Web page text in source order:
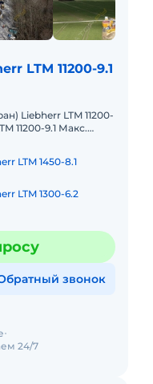
LTM 11200-9.1
11200-9.1 Макс.
LTM 1450-8.1
LTM 1300-6.2
звонок
24/7